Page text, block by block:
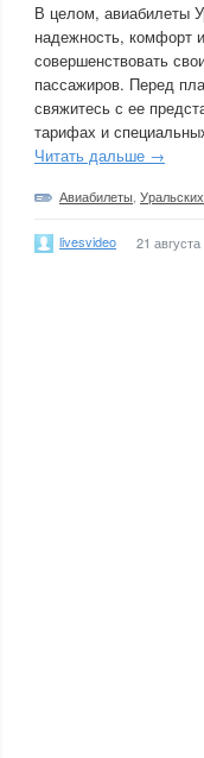
В целом, авиабилеты
надежность, комфорт
совершенствовать
пассажиров. Перед
свяжитесь с ее
тарифах и
Читать дальше →
Авиабилеты Уральских
livesvideo 21